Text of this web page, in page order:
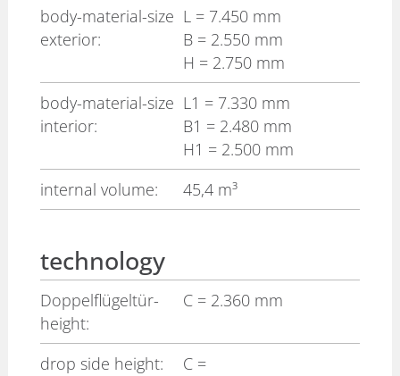
body-material-size
exterior:
L = 7.450 mm
B = 2.550 mm
H = 2.750 mm
body-material-size
interior:
L1 = 7.330 mm
B1 = 2.480 mm
H1 = 2.500 mm
internal volume:
45,4 m³
technology
Doppelflügeltür-
height:
C = 2.360 mm
drop side height: C =